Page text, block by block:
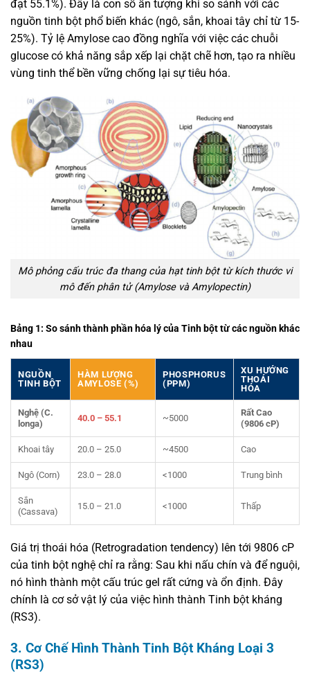
đạt 55.1%). Đây là con số ấn tượng khi so sánh với các
nguồn tinh bột phổ biến khác (ngô, sắn, khoai tây chỉ từ 15-
25%). Tỷ lệ Amylose cao đồng nghĩa với việc các chuỗi
glucose có khả năng sắp xếp lại chặt chẽ hơn, tạo ra nhiều
vùng tinh thể bền vững chống lại sự tiêu hóa.
Mô phỏng cấu trúc đa thang của hạt tinh bột từ kích thước vi
mô đến phân tử (Amylose và Amylopectin)
Bảng 1: So sánh thành phần hóa lý của Tinh bột từ các nguồn khác
nhau
NGUỒN
TINH BỘT
HÀM LƯỢNG
AMYLOSE (%)
PHOSPHORUS
(PPM)
XU HƯỚNG
THOÁI
HÓA
Nghệ (C.
longa)
40.0 – 55.1 ~5000
Rất Cao
(9806 cP)
Khoai tây 20.0 – 25.0 ~4500 Cao
Ngô (Corn) 23.0 – 28.0 <1000 Trung bình
Sắn
(Cassava)
15.0 – 21.0 <1000 Thấp
Giá trị thoái hóa (Retrogradation tendency) lên tới 9806 cP
của tinh bột nghệ chỉ ra rằng: Sau khi nấu chín và để nguội,
nó hình thành một cấu trúc gel rất cứng và ổn định. Đây
chính là cơ sở vật lý của việc hình thành Tinh bột kháng
(RS3).
3. Cơ Chế Hình Thành Tinh Bột Kháng Loại 3
(RS3)